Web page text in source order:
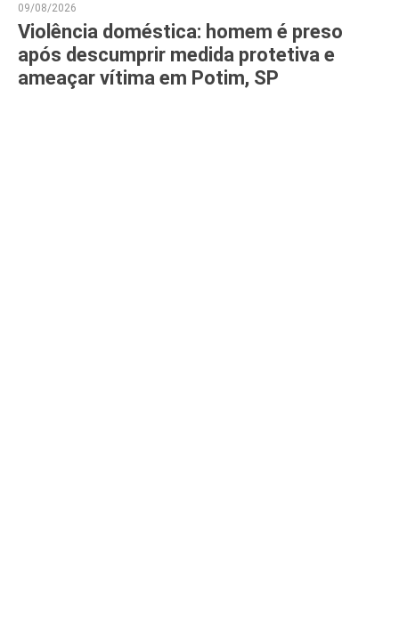
09/08/2026
Violência doméstica: homem é preso
após descumprir medida protetiva e
ameaçar vítima em Potim, SP